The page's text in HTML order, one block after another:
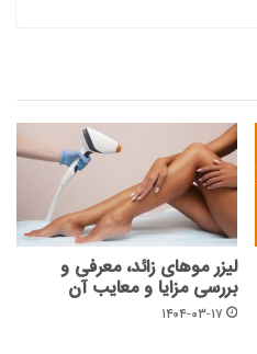
لیزر موهای زائد، معرفی و
بررسی مزایا و معایب آن
۱۴۰۴-۰۳-۱۷